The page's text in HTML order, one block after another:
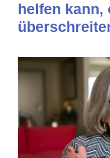
helfen kann,